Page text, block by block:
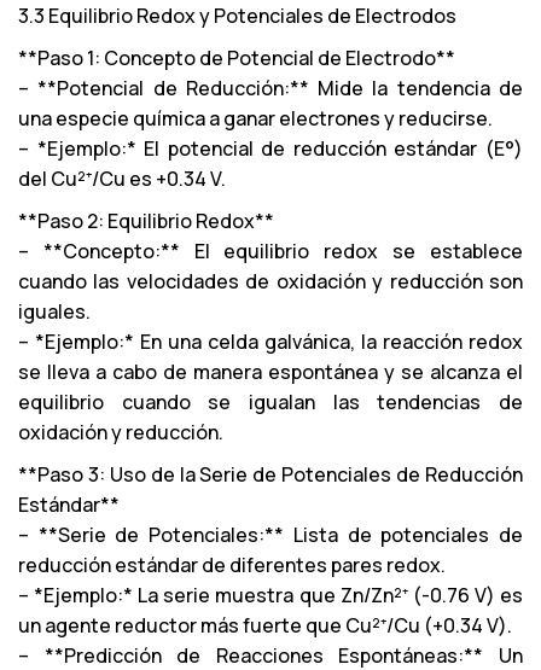
3.3 Equilibrio Redox y Potenciales de Electrodos
**Paso 1: Concepto de Potencial de Electrodo**
– **Potencial de Reducción:** Mide la tendencia de
una especie química a ganar electrones y reducirse.
– *Ejemplo:* El potencial de reducción estándar (E°)
del Cu²⁺/Cu es +0.34 V.
**Paso 2: Equilibrio Redox**
– **Concepto:** El equilibrio redox se establece
cuando las velocidades de oxidación y reducción son
iguales.
– *Ejemplo:* En una celda galvánica, la reacción redox
se lleva a cabo de manera espontánea y se alcanza el
equilibrio cuando se igualan las tendencias de
oxidación y reducción.
**Paso 3: Uso de la Serie de Potenciales de Reducción
Estándar**
– **Serie de Potenciales:** Lista de potenciales de
reducción estándar de diferentes pares redox.
– *Ejemplo:* La serie muestra que Zn/Zn²⁺ (-0.76 V) es
un agente reductor más fuerte que Cu²⁺/Cu (+0.34 V).
– **Predicción de Reacciones Espontáneas:** Un